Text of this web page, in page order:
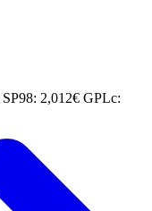
SP98: 2,012€ GPLc: